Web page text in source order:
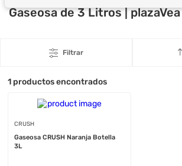
Gaseosa de 3 Litros | plazaVea
Filtrar
1 productos encontrados
CRUSH
Gaseosa CRUSH Naranja Botella
3L